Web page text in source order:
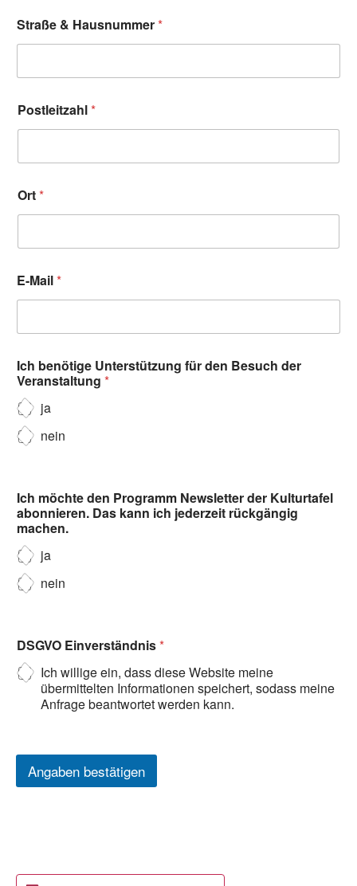
Straße & Hausnummer*
Postleitzahl*
Ort*
E-Mail*
Ich benötige Unterstützung für den Besuch der
Veranstaltung *
ja
nein
Ich möchte den Programm Newsletter der Kulturtafel
abonnieren. Das kann ich jederzeit rückgängig
machen.
ja
nein
DSGVO Einverständnis*
Ich willige ein, dass diese Website meine
übermittelten Informationen speichert, sodass meine
Anfrage beantwortet werden kann.
Angaben bestätigen